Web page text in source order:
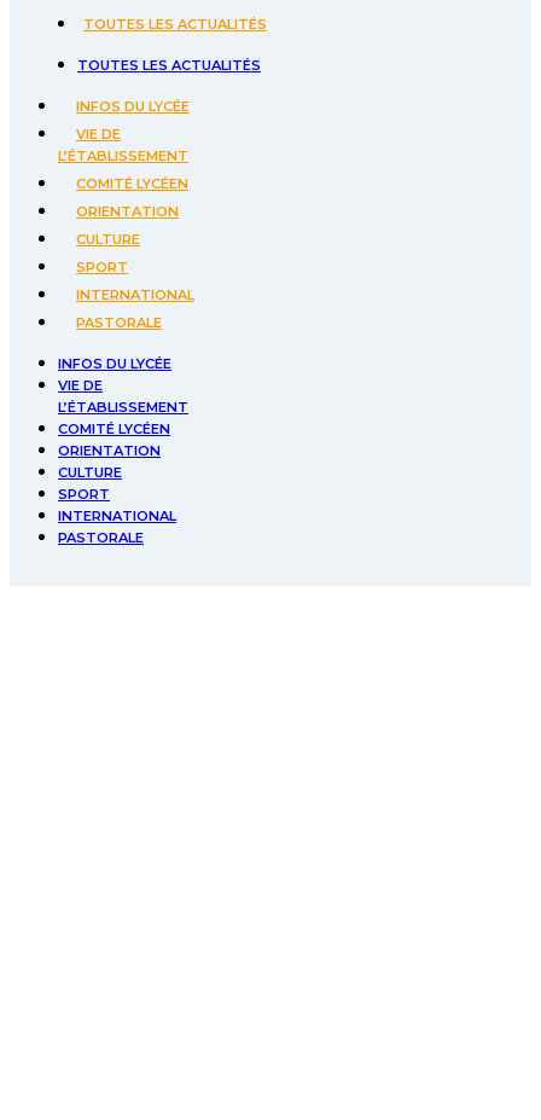
TOUTES LES ACTUALITÉS
TOUTES LES ACTUALITÉS
INFOS DU LYCÉE
VIE DE
L’ÉTABLISSEMENT
COMITÉ LYCÉEN
ORIENTATION
CULTURE
SPORT
INTERNATIONAL
PASTORALE
INFOS DU LYCÉE
VIE DE
L’ÉTABLISSEMENT
COMITÉ LYCÉEN
ORIENTATION
CULTURE
SPORT
INTERNATIONAL
PASTORALE